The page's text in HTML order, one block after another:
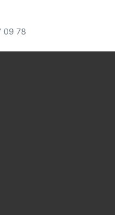
09 78